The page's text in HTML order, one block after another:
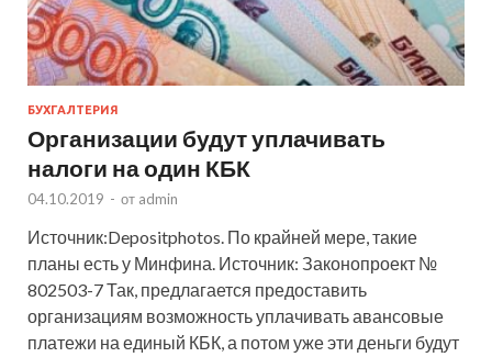
БУХГАЛТЕРИЯ
Организации будут уплачивать
налоги на один КБК
04.10.2019 - от admin
Источник:Depositphotos. По крайней мере, такие
планы есть у Минфина. Источник: Законопроект №
802503-7 Так, предлагается предоставить
организациям возможность уплачивать авансовые
платежи на единый КБК, а потом уже эти деньги будут